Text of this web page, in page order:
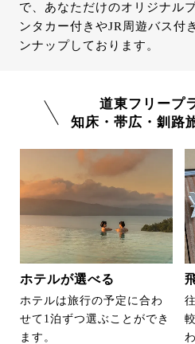
で、あなただけのオリジナル
ンタカー付きやJR周遊バス付
ンナップしております。
道東フリープ
知床・帯広・釧路
ホテルが選べる
ホテルは旅行の予定に合わ
せて1泊ずつ選ぶことができ
ます。